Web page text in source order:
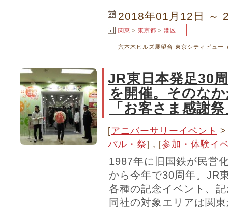
2018年01月12日 ～
関東 > 東京都 > 港区
六本木ヒルズ展望台 東京シティビュー
JR東日本発足30
を開催。そのな
「お客さま感謝
[アニバーサリーイベント
バル・祭] , [参加・体験イ
1987年に旧国鉄が民営
から今年で30周年。JR
各種の記念イベント、
同社の対象エリアは関